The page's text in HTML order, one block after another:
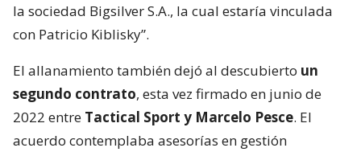
la sociedad Bigsilver S.A., la cual estaría vinculada
con Patricio Kiblisky”.
El allanamiento también dejó al descubierto un
segundo contrato, esta vez firmado en junio de
2022 entre Tactical Sport y Marcelo Pesce. El
acuerdo contemplaba asesorías en gestión